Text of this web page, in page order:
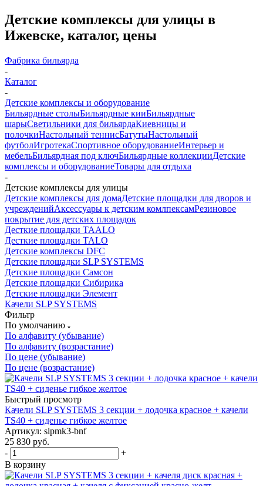
Детские комплексы для улицы в
Ижевске, каталог, цены
Фабрика бильярда
-
Каталог
-
Детские комплексы и оборудование
Бильярдные столыБильярдные кииБильярдные
шарыСветильники для бильярдаКиевницы и
полочкиНастольный теннисБатутыНастольный
футболИгротекаСпортивное оборудованиеИнтерьер и
мебельБильярдная под ключБильярдные коллекцииДетские
комплексы и оборудованиеТовары для отдыха
-
Детские комплексы для улицы
Детские комплексы для домаДетские площадки для дворов и
учрежденийАксессуары к детским комлпексамРезиновое
покрытие для детских площадок
Десткие площадки TAALO
Десткие площадки TALO
Детские комплексы DFC
Детские площадки SLP SYSTEMS
Детские площадки Самсон
Детские площадки Сибирика
Детские площадки Элемент
Качели SLP SYSTEMS
Фильтр
По умолчанию
По алфавиту (убывание)
По алфавиту (возрастание)
По цене (убывание)
По цене (возрастание)
Быстрый просмотр
Качели SLP SYSTEMS 3 секции + лодочка красное + качели
TS40 + сиденье гибкое желтое
Артикул: slpmk3-bnf
25 830 руб.
-
+
В корзину